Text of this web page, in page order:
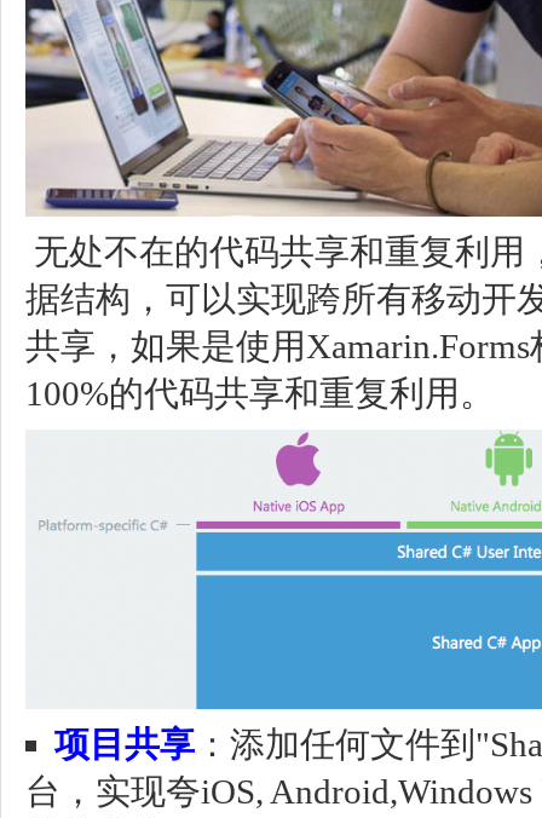
无处不在的代码共享和重复利
据结构，可以实现跨所有移动开
共享，如果是使用
100%的代码共享和重复利用。
项目共享 ：添加任何文件到
台，实现夸iOS,